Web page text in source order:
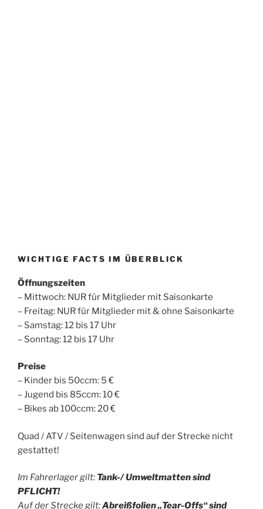
WICHTIGE FACTS IM ÜBERBLICK
Öffnungszeiten
– Mittwoch: NUR für Mitglieder mit Saisonkarte
– Freitag: NUR für Mitglieder mit & ohne Saisonkarte
– Samstag: 12 bis 17 Uhr
– Sonntag: 12 bis 17 Uhr
Preise
– Kinder bis 50ccm: 5 €
– Jugend bis 85ccm: 10 €
– Bikes ab 100ccm: 20 €
Quad / ATV / Seitenwagen sind auf der Strecke nicht
gestattet!
Im Fahrerlager gilt: Tank-/ Umweltmattensind
PFLICHT!
Auf der Strecke gilt:Abreißfolien „Tear-Offs“sind